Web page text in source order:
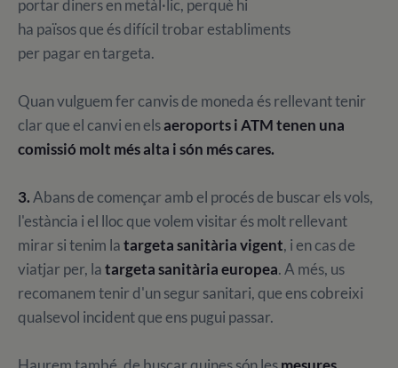
portar diners en metàl·lic, perquè hi
ha països que és difícil trobar establiments
per pagar en targeta.
Quan vulguem fer canvis de moneda és rellevant tenir
clar que el canvi en elsaeroports i ATM tenen una
comissió molt més alta i són més cares.
3.Abans de començar amb el procés de buscar els vols,
l'estància i el lloc que volem visitar és molt rellevant
mirar si tenim latargeta sanitària vigent, i en cas de
viatjar per, latargeta sanitària europea. A més, us
recomanem tenir d'un segur sanitari, que ens cobreixi
qualsevol incident que ens pugui passar.